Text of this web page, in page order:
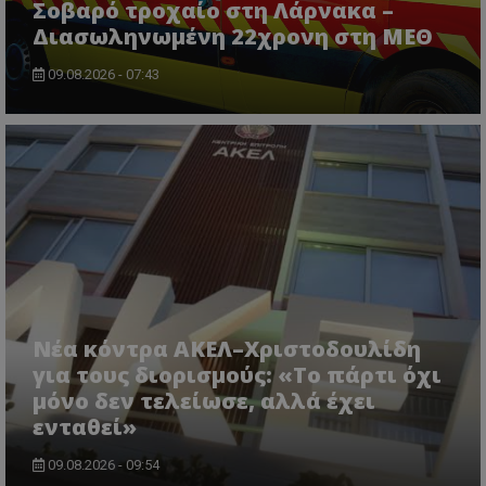
Σοβαρό τροχαίο στη Λάρνακα –
Διασωληνωμένη 22χρονη στη ΜΕΘ
09.08.2026 - 07:43
Νέα κόντρα ΑΚΕΛ–Χριστοδουλίδη
για τους διορισμούς: «Το πάρτι όχι
μόνο δεν τελείωσε, αλλά έχει
ενταθεί»
09.08.2026 - 09:54
VISITOR_PRIVACY_METADATA
.youtube.com